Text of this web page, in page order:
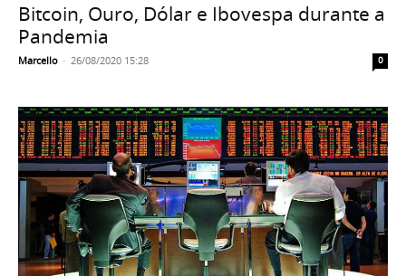
Bitcoin, Ouro, Dólar e Ibovespa durante a
Pandemia
Marcello - 26/08/2020 15:28 0